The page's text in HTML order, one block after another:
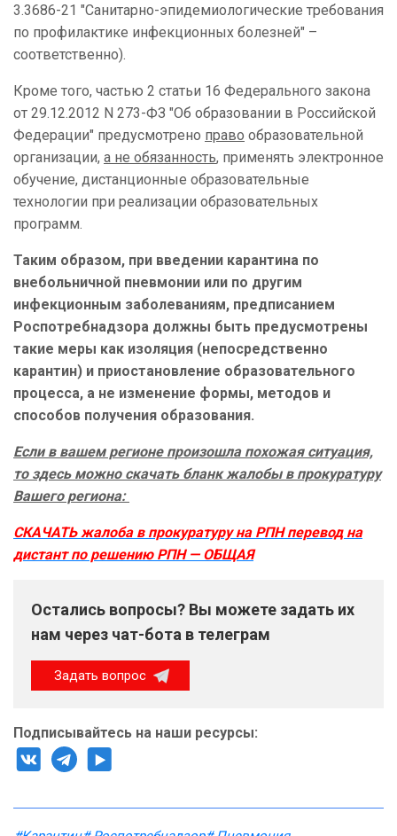
3.3686-21 "Санитарно-эпидемиологические требования
по профилактике инфекционных болезней" –
соответственно).
Кроме того, частью 2 статьи 16 Федерального закона
от 29.12.2012 N 273-ФЗ "Об образовании в Российской
Федерации" предусмотрено право образовательной
организации, а не обязанность, применять электронное
обучение, дистанционные образовательные
технологии при реализации образовательных
программ.
Таким образом, при введении карантина по
внебольничной пневмонии или по другим
инфекционным заболеваниям, предписанием
Роспотребнадзора должны быть предусмотрены
такие меры как изоляция (непосредственно
карантин) и приостановление образовательного
процесса, а не изменение формы, методов и
способов получения образования.
Если в вашем регионе произошла похожая ситуация,
то здесь можно скачать бланк жалобы в прокуратуру
Вашего региона:
СКАЧАТЬ жалоба в прокуратуру на РПН перевод на
дистант по решению РПН — ОБЩАЯ
Остались вопросы? Вы можете задать их
нам через чат-бота в телеграм
Задать вопрос
Подписывайтесь на наши ресурсы: